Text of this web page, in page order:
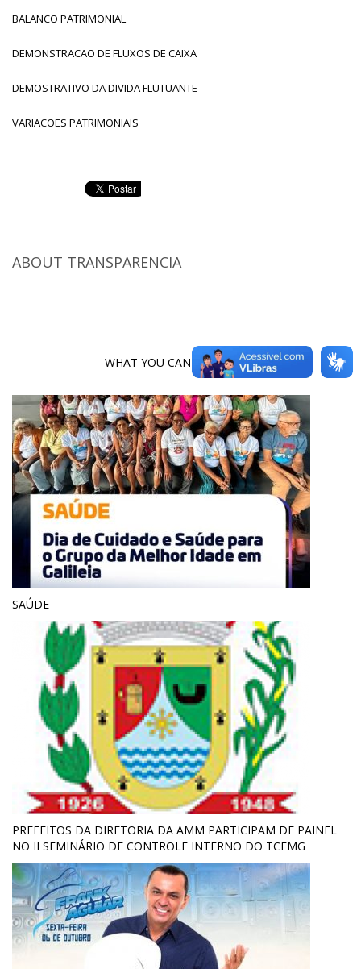
BALANCO PATRIMONIAL
DEMONSTRACAO DE FLUXOS DE CAIXA
DEMOSTRATIVO DA DIVIDA FLUTUANTE
VARIACOES PATRIMONIAIS
ABOUT TRANSPARENCIA
WHAT YOU CAN READ NEXT
SAÚDE
PREFEITOS DA DIRETORIA DA AMM PARTICIPAM DE PAINEL
NO II SEMINÁRIO DE CONTROLE INTERNO DO TCEMG